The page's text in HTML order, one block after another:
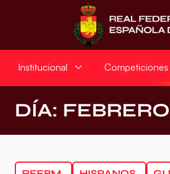
Institucional Competiciones
DÍA: